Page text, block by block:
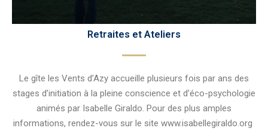
Retraites et Ateliers
Le gîte les Vents d’Azy accueille plusieurs fois par ans des
stages d’initiation à la pleine conscience et d’éco-psychologie
animés par Isabelle Giraldo. Pour des plus amples
informations, rendez-vous sur le site www.isabellegiraldo.org